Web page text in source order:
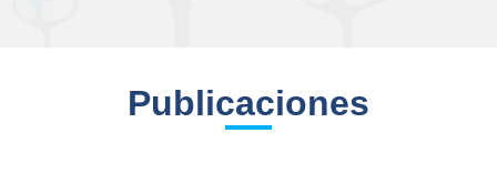
Publicaciones